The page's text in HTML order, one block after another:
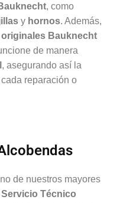
, como
y hornos. Además,
Bauknecht
de manera
, asegurando así la
reparación o
de nuestros mayores
Servicio Técnico